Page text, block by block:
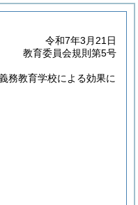
令和7年3月21日
教育委員会規則第5号
務教育学校による効果に